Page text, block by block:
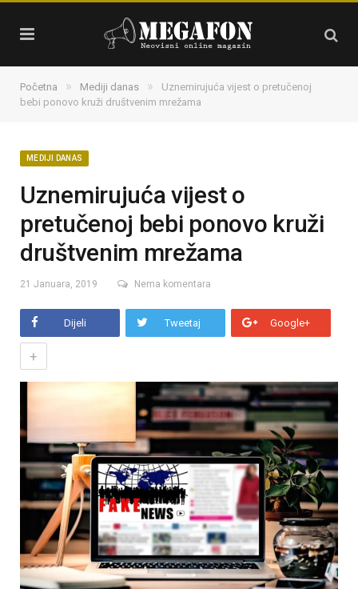
Početna » Mediji danas »
Uznemirujuća vijest o pretučenoj
bebi ponovo kruži društvenim mrežama
MEDIJI DANAS
Uznemirujuća vijest o
pretučenoj bebi ponovo kruži
društvenim mrežama
21 Januara, 2019 Nema komentara
Dijeli Tweetaj Google+
+